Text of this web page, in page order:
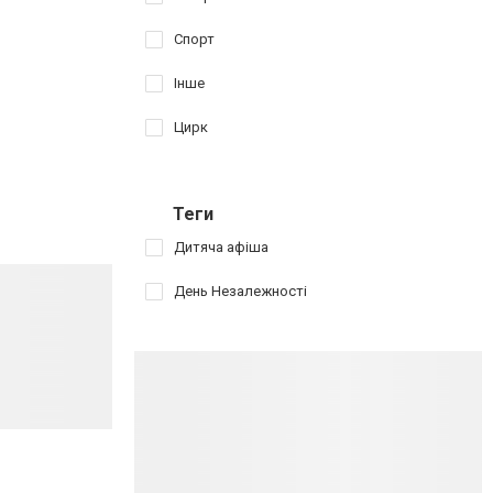
Спорт
Інше
Цирк
Теги
Дитяча афіша
День Незалежності